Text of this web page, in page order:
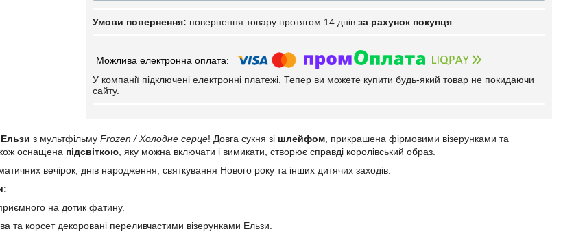
повернення товару протягом 14 днів за рахунок покупця
У компанії підключені електронні платежі. Тепер ви можете купити будь-який товар не покидаючи
сайту.
з мультфільму Frozen / Холодне серце! Довга сукня зі шлейфом , прикрашена фірмовими візерунками та
оснащена підсвіткою , яку можна включати і вимикати, створює справді королівський образ.
вечірок, днів народження, святкування Нового року та інших дитячих заходів.
на дотик фатину.
та корсет декоровані переливчастими візерунками Ельзи.